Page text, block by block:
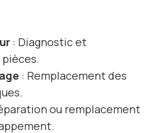
: Diagnostic et
: Remplacement des
ou remplacement